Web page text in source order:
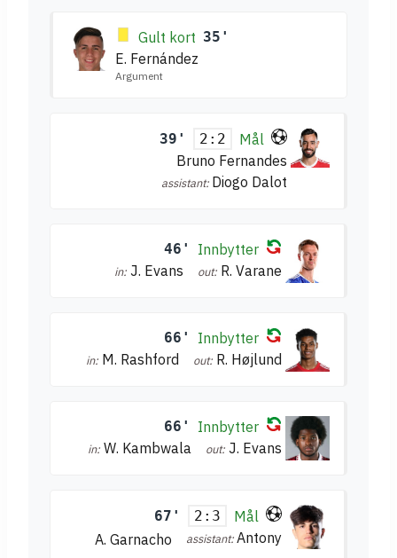
Gult kort 35'
E. Fernández
Argument
39' 2:2
Mål
Bruno Fernandes
assistant: Diogo Dalot
46' Innbytter
in: J. Evans out: R. Varane
66' Innbytter
in: M. Rashford out: R. Højlund
66' Innbytter
in: W. Kambwala out: J. Evans
67' 2:3
Mål
A. Garnacho
assistant:Antony